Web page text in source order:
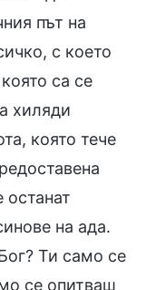
път на
с което
са се
хиляди
която тече
останат
на ада.
Ти само се
се опитваш